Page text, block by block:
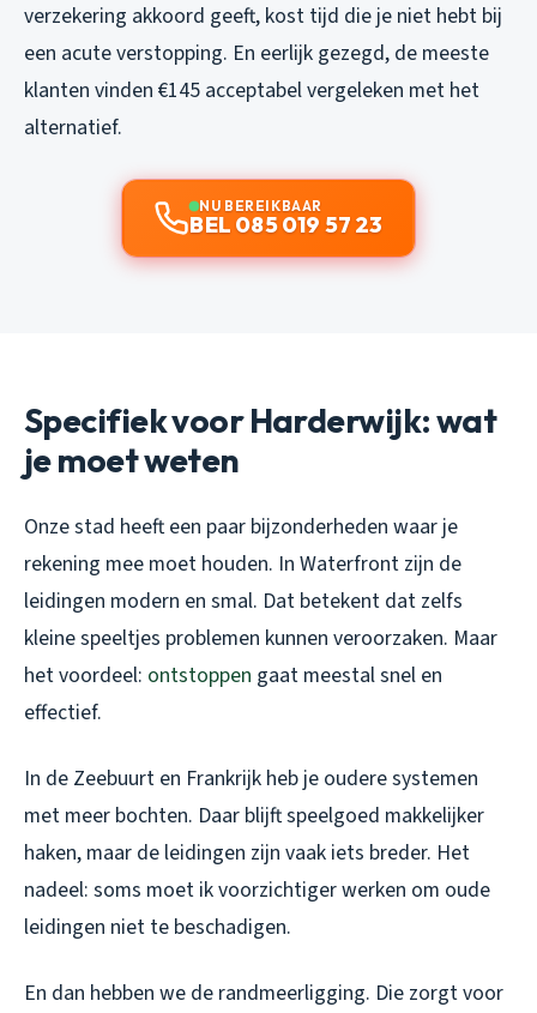
verzekering akkoord geeft, kost tijd die je niet hebt bij
een acute verstopping. En eerlijk gezegd, de meeste
klanten vinden €145 acceptabel vergeleken met het
alternatief.
NU BEREIKBAAR
BEL 085 019 57 23
Specifiek voor Harderwijk: wat
je moet weten
Onze stad heeft een paar bijzonderheden waar je
rekening mee moet houden. In Waterfront zijn de
leidingen modern en smal. Dat betekent dat zelfs
kleine speeltjes problemen kunnen veroorzaken. Maar
het voordeel: ontstoppen gaat meestal snel en
effectief.
In de Zeebuurt en Frankrijk heb je oudere systemen
met meer bochten. Daar blijft speelgoed makkelijker
haken, maar de leidingen zijn vaak iets breder. Het
nadeel: soms moet ik voorzichtiger werken om oude
leidingen niet te beschadigen.
En dan hebben we de randmeerligging. Die zorgt voor